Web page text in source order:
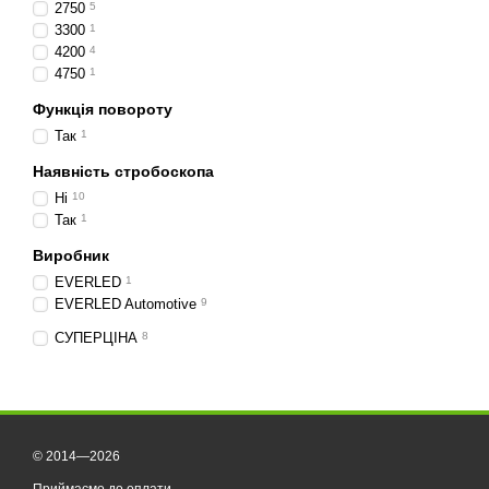
2750 5
3300 1
4200 4
4750 1
Функція повороту
Так 1
Наявність стробоскопа
Ні 10
Так 1
Виробник
EVERLED 1
EVERLED Automotive 9
СУПЕРЦІНА 8
© 2014—2026